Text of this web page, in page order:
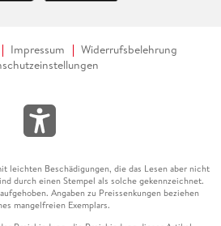
Impressum
Widerrufsbelehrung
leichten Beschädigungen, die das Lesen aber nicht
durch einen Stempel als solche gekennzeichnet.
Angaben zu Preissenkungen beziehen
mangelfreien Exemplars.